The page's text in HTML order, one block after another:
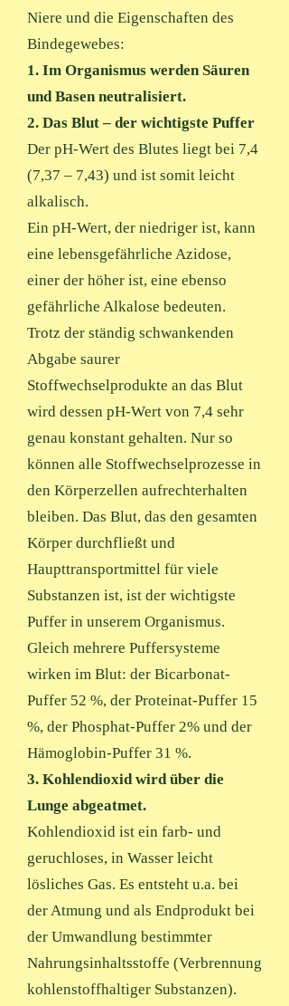
Niere und die Eigenschaften des
Bindegewebes:
1. Im Organismus werden Säuren
und Basen neutralisiert.
2. Das Blut – der wichtigste Puffer
Der pH-Wert des Blutes liegt bei 7,4
(7,37 – 7,43) und ist somit leicht
alkalisch.
Ein pH-Wert, der niedriger ist, kann
eine lebensgefährliche Azidose,
einer der höher ist, eine ebenso
gefährliche Alkalose bedeuten.
Trotz der ständig schwankenden
Abgabe saurer
Stoffwechselprodukte an das Blut
wird dessen pH-Wert von 7,4 sehr
genau konstant gehalten. Nur so
können alle Stoffwechselprozesse in
den Körperzellen aufrechterhalten
bleiben. Das Blut, das den gesamten
Körper durchfließt und
Haupttransportmittel für viele
Substanzen ist, ist der wichtigste
Puffer in unserem Organismus.
Gleich mehrere Puffersysteme
wirken im Blut: der Bicarbonat-
Puffer 52 %, der Proteinat-Puffer 15
%, der Phosphat-Puffer 2% und der
Hämoglobin-Puffer 31 %.
3. Kohlendioxid wird über die
Lunge abgeatmet.
Kohlendioxid ist ein farb- und
geruchloses, in Wasser leicht
lösliches Gas. Es entsteht u.a. bei
der Atmung und als Endprodukt bei
der Umwandlung bestimmter
Nahrungsinhaltsstoffe (Verbrennung
kohlenstoffhaltiger Substanzen).